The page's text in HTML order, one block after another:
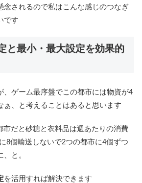
念されるので私はこんな感じのつなぎ
です
と最小・最大設定を効果的
、ゲーム最序盤でこの都市には物資が4
ぁ、と考えることはあると思います
市だと砂糖と衣料品は週あたりの消費
8個輸送しないで2つの都市に4個ずつ
と。
を活用すれば解決できます